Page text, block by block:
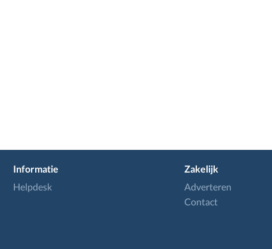
Informatie
Helpdesk
Zakelijk
Adverteren
Contact